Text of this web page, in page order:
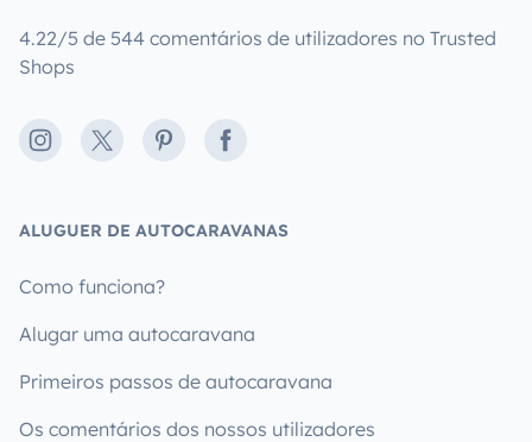
4.22/5 de 544 comentários de utilizadores no Trusted
Shops
Instagram
X PinterestFacebook
ALUGUER DE AUTOCARAVANAS
Como funciona?
Alugar uma autocaravana
Primeiros passos de autocaravana
Os comentários dos nossos utilizadores